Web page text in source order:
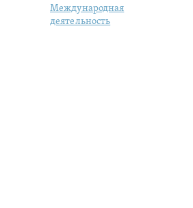
Международная
деятельность